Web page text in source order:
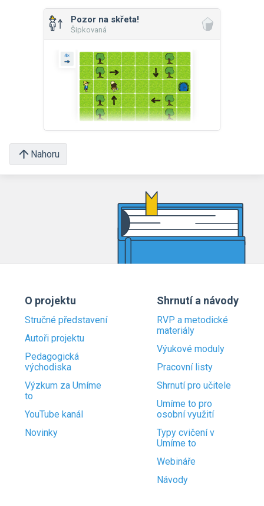
Pozor na skřeta!
Šipkovaná
Nahoru
O projektu
Stručné představení
Autoři projektu
Pedagogická
východiska
Výzkum za Umíme
to
YouTube kanál
Novinky
Shrnutí a návody
RVP a metodické
materiály
Výukové moduly
Pracovní listy
Shrnutí pro učitele
Umíme to pro
osobní využití
Typy cvičení v
Umíme to
Webináře
Návody